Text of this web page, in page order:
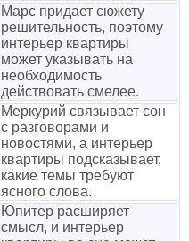
Марс придает сюжету
решительность, поэтому
интерьер квартиры
может указывать на
необходимость
действовать смелее.
Меркурий связывает сон
с разговорами и
новостями, а интерьер
квартиры подсказывает,
какие темы требуют
ясного слова.
Юпитер расширяет
смысл, и интерьер